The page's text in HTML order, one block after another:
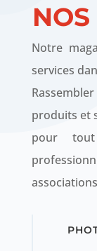
Notre
services
produits et
pour